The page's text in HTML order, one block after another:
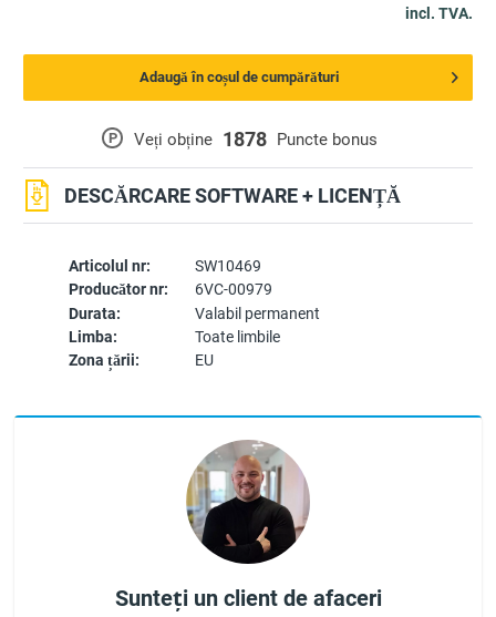
Articolul nr:
SW10469
Producător nr:
6VC-00979
Durata:
Valabil permanent
Limba:
Toate limbile
Zona țării:
EU
P Veți obține 1878 Puncte bonus
DESCĂRCARE SOFTWARE + LICENȚĂ
incl. TVA.
Adaugă în coșul de cumpărături
Sunteți un client de afaceri